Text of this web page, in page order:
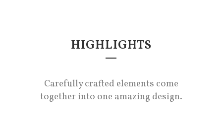
HIGHLIGHTS
Carefully crafted elements come
together into one amazing design.